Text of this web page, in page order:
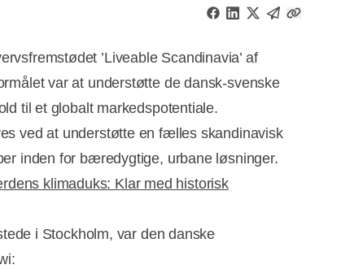
’Liveable Scandinavia’ af
var at understøtte de dansk-svenske
til et globalt markedspotentiale.
ved at understøtte en fælles skandinavisk
inden for bæredygtige, urbane løsninger.
klimaduks: Klar med historisk
i Stockholm, var den danske